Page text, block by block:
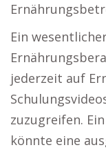
Ein
jederzeit auf
zuzugreifen.
könnte eine